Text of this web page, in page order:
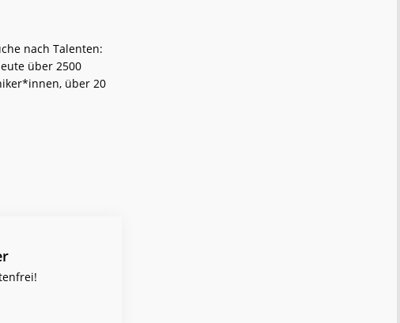
nach Talenten:
über 2500
über 20